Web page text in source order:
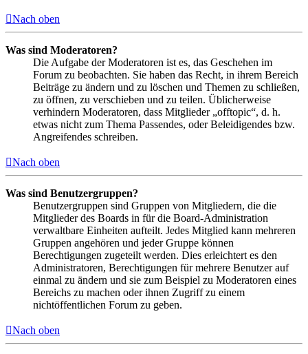
Nach oben
Was sind Moderatoren?
Die Aufgabe der Moderatoren ist es, das Geschehen im
Forum zu beobachten. Sie haben das Recht, in ihrem Bereich
Beiträge zu ändern und zu löschen und Themen zu schließen,
zu öffnen, zu verschieben und zu teilen. Üblicherweise
verhindern Moderatoren, dass Mitglieder „offtopic“, d. h.
etwas nicht zum Thema Passendes, oder Beleidigendes bzw.
Angreifendes schreiben.
Nach oben
Was sind Benutzergruppen?
Benutzergruppen sind Gruppen von Mitgliedern, die die
Mitglieder des Boards in für die Board-Administration
verwaltbare Einheiten aufteilt. Jedes Mitglied kann mehreren
Gruppen angehören und jeder Gruppe können
Berechtigungen zugeteilt werden. Dies erleichtert es den
Administratoren, Berechtigungen für mehrere Benutzer auf
einmal zu ändern und sie zum Beispiel zu Moderatoren eines
Bereichs zu machen oder ihnen Zugriff zu einem
nichtöffentlichen Forum zu geben.
Nach oben